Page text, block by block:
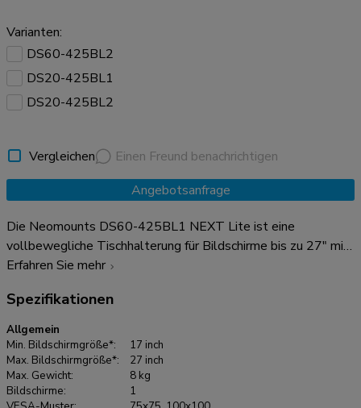
Varianten:
DS60-425BL2
DS20-425BL1
DS20-425BL2
Vergleichen
Einen Freund benachrichtigen
Angebotsanfrage
Die Neomounts DS60-425BL1 NEXT Lite ist eine
vollbewegliche Tischhalterung für Bildschirme bis zu 27" mit
einer maximalen Tragfähigkeit von 8 kg. Dank der vielseitigen
lässt sich die Tischhalterung auf den optimalen Blickwinkel
für Ihren Bildschirm einstellen. Außerdem lässt sich die
Halterung manuell in Höhe und Tiefe verstellen, um die
perfekte Arbeitsposition zu finden. Dank des kurzen T-
Rex®-Oberarms des NEXT Lite ist nur eine minimale Tiefe
erforderlich, wenn die Halterung in der Nähe einer Wand oder
Erfahren Sie mehr
Spezifikationen
Allgemein
Min. Bildschirmgröße*:
17 inch
Max. Bildschirmgröße*:
27 inch
Max. Gewicht:
8 kg
Bildschirme:
1